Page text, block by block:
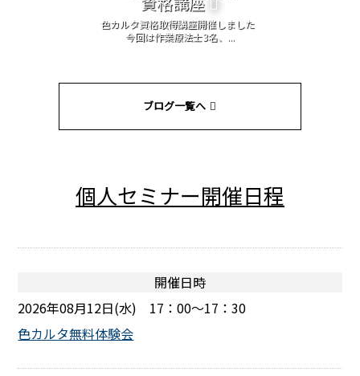
色カルタ資格取得講座開催しました
今回は作業療法士3名、...
ブログ一覧へ
個人セミナー開催日程
開催日時
2026年08月12日(水) 17：00～17：30
色カルタ無料体験会